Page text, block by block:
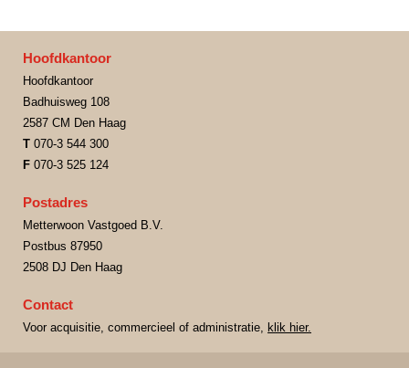
Hoofdkantoor
Hoofdkantoor
Badhuisweg 108
2587 CM Den Haag
T 070-3 544 300
F 070-3 525 124
Postadres
Metterwoon Vastgoed B.V.
Postbus 87950
2508 DJ Den Haag
Contact
Voor acquisitie, commercieel of administratie, klik hier.